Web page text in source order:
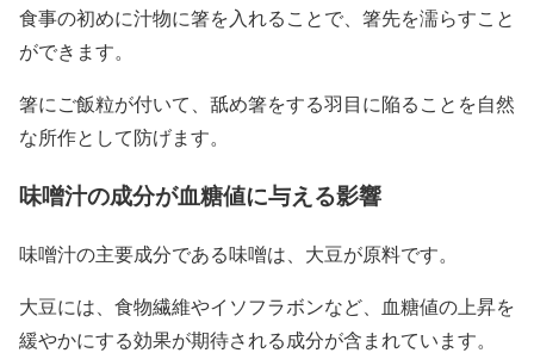
食事の初めに汁物に箸を入れることで、箸先を濡らすこと
ができます。
箸にご飯粒が付いて、舐め箸をする羽目に陥ることを自然
な所作として防げます。
味噌汁の成分が血糖値に与える影響
味噌汁の主要成分である味噌は、大豆が原料です。
大豆には、食物繊維やイソフラボンなど、血糖値の上昇を
緩やかにする効果が期待される成分が含まれています。